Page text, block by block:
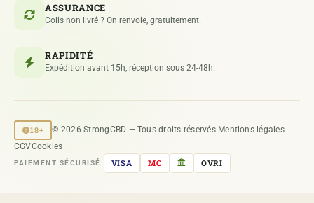
ASSURANCE
Colis non livré ? On renvoie, gratuitement.
RAPIDITÉ
Expédition avant 15h, réception sous 24-48h.
18+ © 2026 StrongCBD — Tous droits réservés. Mentions légales
CGVCookies
PAIEMENT SÉCURISÉ VISA MC OVRI